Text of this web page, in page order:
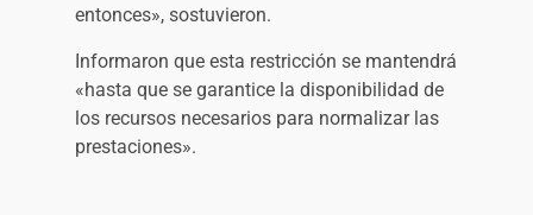
entonces», sostuvieron.
Informaron que esta restricción se mantendrá
«hasta que se garantice la disponibilidad de
los recursos necesarios para normalizar las
prestaciones».